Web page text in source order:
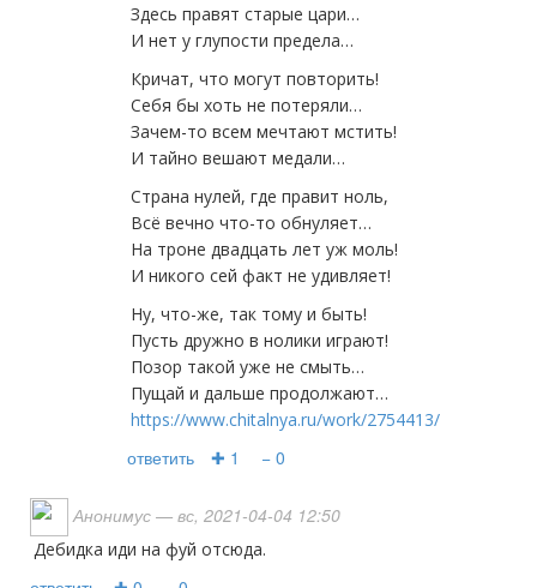
Здесь правят старые цари…
И нет у глупости предела…
Кричат, что могут повторить!
Себя бы хоть не потеряли…
Зачем-то всем мечтают мстить!
И тайно вешают медали…
Страна нулей, где правит ноль,
Всё вечно что-то обнуляет…
На троне двадцать лет уж моль!
И никого сей факт не удивляет!
Ну, что-же, так тому и быть!
Пусть дружно в нолики играют!
Позор такой уже не смыть…
Пущай и дальше продолжают…
https://www.chitalnya.ru/work/2754413/
ответить ✚ 1 − 0
Анонимус — вс, 2021-04-04 12:50
Дебидка иди на фуй отсюда.